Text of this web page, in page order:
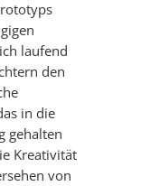
laufend
den
in die
gehalten
Kreativität
von